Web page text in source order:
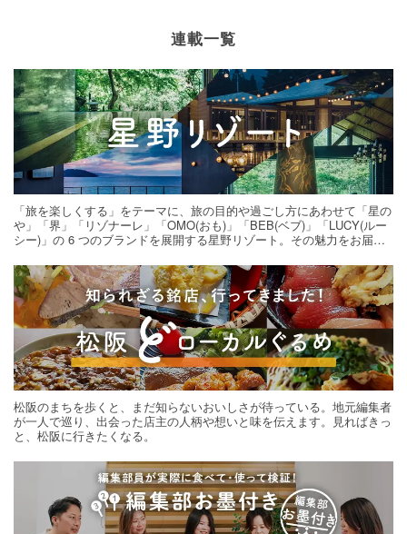
連載一覧
「旅を楽しくする」をテーマに、旅の目的や過ごし方にあわせて「星の
や」「界」「リゾナーレ」「OMO(おも)」「BEB(ベブ)」「LUCY(ルー
シー)」の 6 つのブランドを展開する星野リゾート。その魅力をお届け
松阪のまちを歩くと、まだ知らないおいしさが待っている。地元編集者
が一人で巡り、出会った店主の人柄や想いと味を伝えます。見ればきっ
と、松阪に行きたくなる。